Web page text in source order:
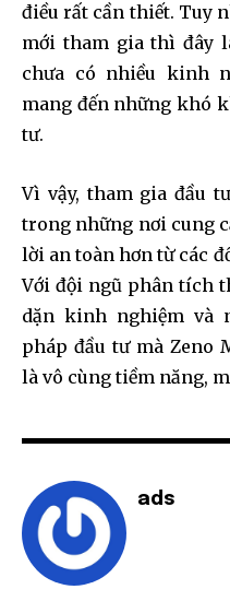
điều rất cần thiết. Tuy
mới tham gia thì đây
chưa có nhiều kinh
mang đến những khó
tư.
Vì vậy, tham gia đầu
trong những nơi cung
lời an toàn hơn từ các
Với đội ngũ phân tích
dặn kinh nghiệm và
pháp đầu tư mà Zeno
là vô cùng tiềm năng,
ads